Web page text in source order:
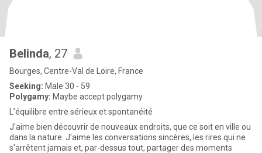
Belinda, 27
Bourges, Centre-Val de Loire, France
Seeking: Male 30 - 59
Polygamy: Maybe accept polygamy
L’équilibre entre sérieux et spontanéité
J'aime bien découvrir de nouveaux endroits, que ce soit en ville ou
dans la nature. J'aime les conversations sincères, les rires qui ne
s'arrêtent jamais et, par-dessus tout, partager des moments